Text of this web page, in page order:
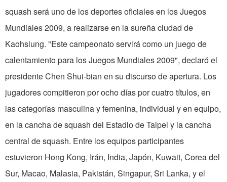
squash será uno de los deportes oficiales en los Juegos
Mundiales 2009, a realizarse en la sureña ciudad de
Kaohsiung. "Este campeonato servirá como un juego de
calentamiento para los Juegos Mundiales 2009", declaró el
presidente Chen Shui-bian en su discurso de apertura. Los
jugadores compitieron por ocho días por cuatro títulos, en
las categorías masculina y femenina, individual y en equipo,
en la cancha de squash del Estadio de Taipei y la cancha
central de squash. Entre los equipos participantes
estuvieron Hong Kong, Irán, India, Japón, Kuwait, Corea del
Sur, Macao, Malasia, Pakistán, Singapur, Sri Lanka, y el